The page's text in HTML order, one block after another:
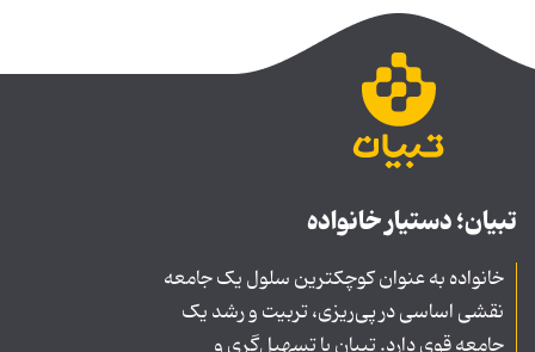
تبیان؛ دستیار خانواده
خانواده به عنوان کوچکترین سلول یک جامعه
نقشی اساسی در پی‌ریزی، تربیت و رشد یک
جامعه قوی دارد. تبیان با تسهیل‌گری و